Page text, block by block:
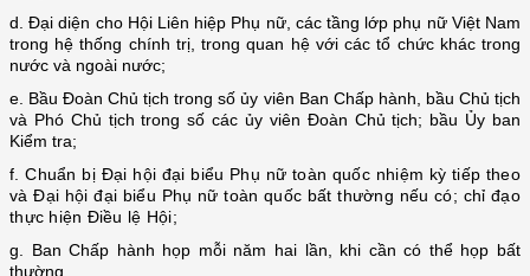
d. Đại diện cho Hội Liên hiệp Phụ nữ, các tầng lớp phụ nữ Việt Nam
trong hệ thống chính trị, trong quan hệ với các tổ chức khác trong
nước và ngoài nước;
e. Bầu Đoàn Chủ tịch trong số ủy viên Ban Chấp hành, bầu Chủ tịch
và Phó Chủ tịch trong số các ủy viên Đoàn Chủ tịch; bầu Ủy ban
Kiểm tra;
f. Chuẩn bị Đại hội đại biểu Phụ nữ toàn quốc nhiệm kỳ tiếp theo
và Đại hội đại biểu Phụ nữ toàn quốc bất thường nếu có; chỉ đạo
thực hiện Điều lệ Hội;
g. Ban Chấp hành họp mỗi năm hai lần, khi cần có thể họp bất
thường.